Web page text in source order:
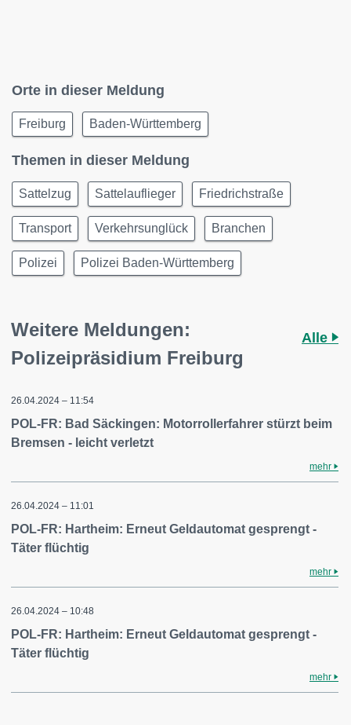
Orte in dieser Meldung
Freiburg Baden-Württemberg
Themen in dieser Meldung
Sattelzug Sattelauflieger Friedrichstraße
Transport Verkehrsunglück Branchen
Polizei Polizei Baden-Württemberg
Weitere Meldungen:
Polizeipräsidium Freiburg
Alle
26.04.2024 – 11:54
POL-FR: Bad Säckingen: Motorrollerfahrer stürzt beim
Bremsen - leicht verletzt
mehr
26.04.2024 – 11:01
POL-FR: Hartheim: Erneut Geldautomat gesprengt -
Täter flüchtig
mehr
26.04.2024 – 10:48
POL-FR: Hartheim: Erneut Geldautomat gesprengt -
Täter flüchtig
mehr